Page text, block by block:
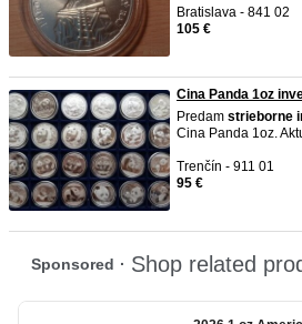
Bratislava - 841 02
105 €
Cina Panda 1oz
Predam strieborne
Cina Panda 1oz.
Trenčín - 911 01
95 €